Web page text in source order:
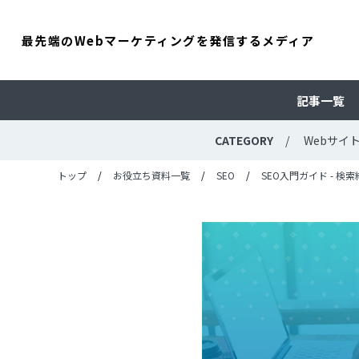
最先端のWebマーケティングを発信するメディア
記事一覧
CATEGORY Webサイ
トップ お役立ち資料一覧 SEO SEO入門ガイド - 検